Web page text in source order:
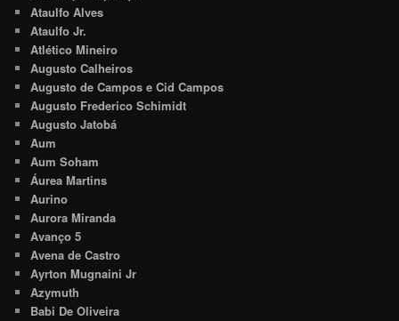
Ataulfo Alves
Ataulfo Jr.
Atlético Mineiro
Augusto Calheiros
Augusto de Campos e Cid Campos
Augusto Frederico Schimidt
Augusto Jatobá
Aum
Aum Soham
Áurea Martins
Aurino
Aurora Miranda
Avanço 5
Avena de Castro
Ayrton Mugnaini Jr
Azymuth
Babi De Oliveira